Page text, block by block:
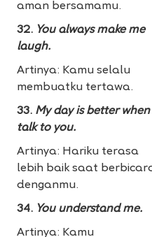
aman bersamamu.
32. You always make me
laugh.
Artinya: Kamu selalu
membuatku tertawa.
33. My day is better when
talk to you.
Artinya: Hariku terasa
lebih baik saat
denganmu.
34. You understand me.
Artinya: Kamu